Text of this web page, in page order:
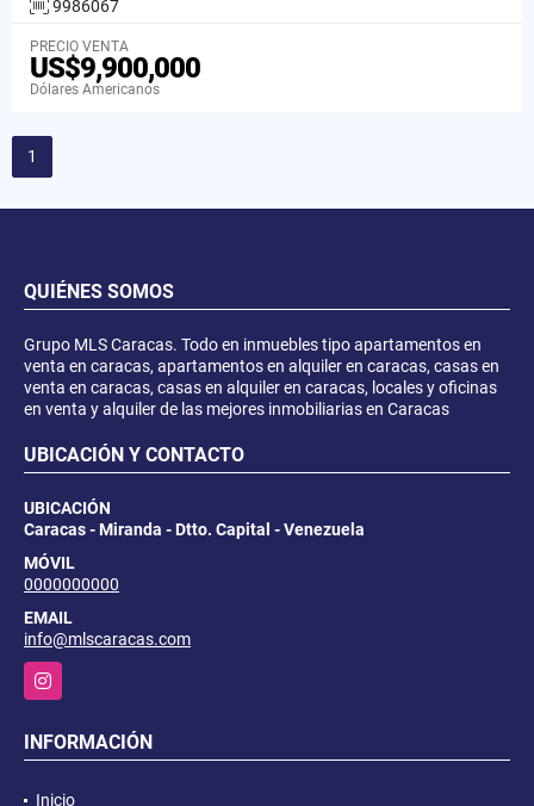
9986067
PRECIO VENTA
US$9,900,000
Dólares Americanos
1
QUIÉNES SOMOS
Grupo MLS Caracas. Todo en inmuebles tipo apartamentos en
venta en caracas, apartamentos en alquiler en caracas, casas en
venta en caracas, casas en alquiler en caracas, locales y oficinas
en venta y alquiler de las mejores inmobiliarias en Caracas
UBICACIÓN Y CONTACTO
UBICACIÓN
Caracas - Miranda - Dtto. Capital - Venezuela
MÓVIL
0000000000
EMAIL
info@mlscaracas.com
Instagram
INFORMACIÓN
Inicio